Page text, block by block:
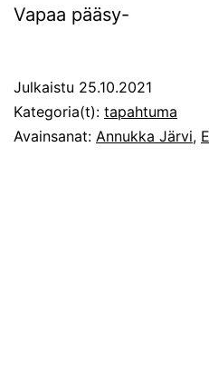
Vapaa pääsy-
Julkaistu 25.10.2021
Kategoria(t): tapahtuma
Avainsanat: Annukka Järvi,